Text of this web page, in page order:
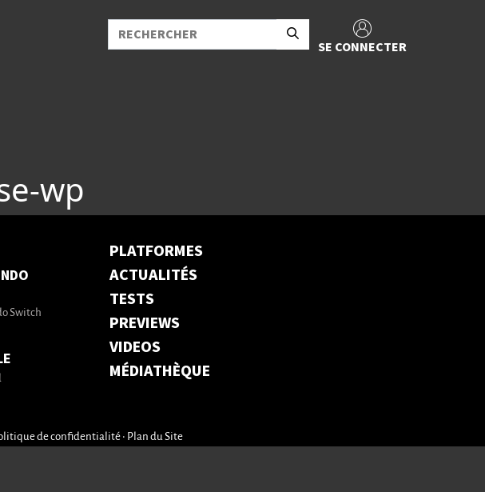
SE CONNECTER
wp
Switch
PLATFORMES
ACTUALITÉS
TESTS
PREVIEWS
VIDEOS
MÉDIATHÈQUE
de confidentialité• Plan du Site